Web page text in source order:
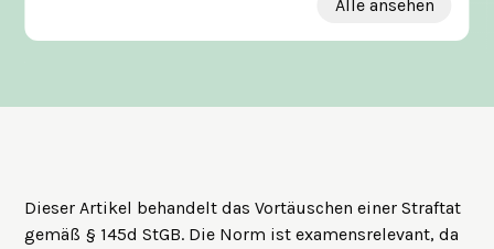
Alle ansehen
Dieser Artikel behandelt das Vortäuschen einer Straftat
gemäß § 145d StGB. Die Norm ist examensrelevant, da